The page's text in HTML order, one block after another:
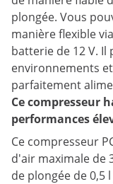
plongée. Vous
manière flexible
batterie de 12 V.
environnements
parfaitement
Ce compresseur
performances
Ce compresseur
d'air maximale de
de plongée de 0,5